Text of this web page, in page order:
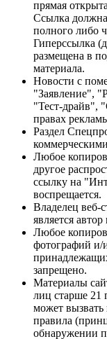
прямая
Ссылка
полного либо
Гиперссылка
размещена в
материала.
Новости с
"Заявление",
"Тест-драйв",
правах
Раздел
Любое
другое
ссылку на
воспрещается.
Владелец веб-
является
Любое
фотографий и/
запрещено.
Материалы
лиц старше 21
может
правила
обнаружении